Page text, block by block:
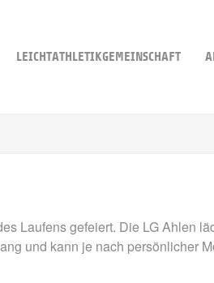
LEICHTATHLETIKGEMEINSCHAFT
Laufens gefeiert. Die LG Ahlen
und kann je nach persönlicher